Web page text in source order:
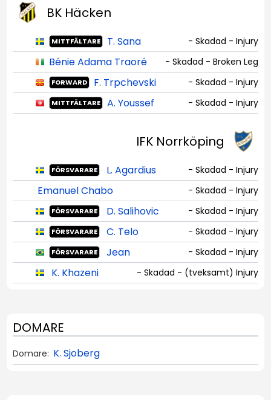
BK Häcken
MITTFÄLTARE T. Sana - Skadad - Injury
Bénie Adama Traoré - Skadad - Broken Leg
FORWARD F. Trpchevski - Skadad - Injury
MITTFÄLTARE A. Youssef - Skadad - Injury
IFK Norrköping
FÖRSVARARE L. Agardius - Skadad - Injury
Emanuel Chabo - Skadad - Injury
FÖRSVARARE D. Salihovic - Skadad - Injury
FÖRSVARARE C. Telo - Skadad - Injury
FÖRSVARARE Jean - Skadad - Injury
K. Khazeni - Skadad - (tveksamt) Injury
DOMARE
Domare: K. Sjoberg